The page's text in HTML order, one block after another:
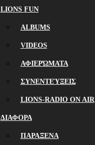
LIONS FUN
ALBUMS
VIDEOS
ΑΦΙΕΡΏΜΑΤΑ
ΣΥΝΕΝΤΕΎΞΕΙΣ
LIONS-RADIO ON AIR
ΔΙΑΦΟΡΑ
ΠΑΡΑΞΕΝΑ